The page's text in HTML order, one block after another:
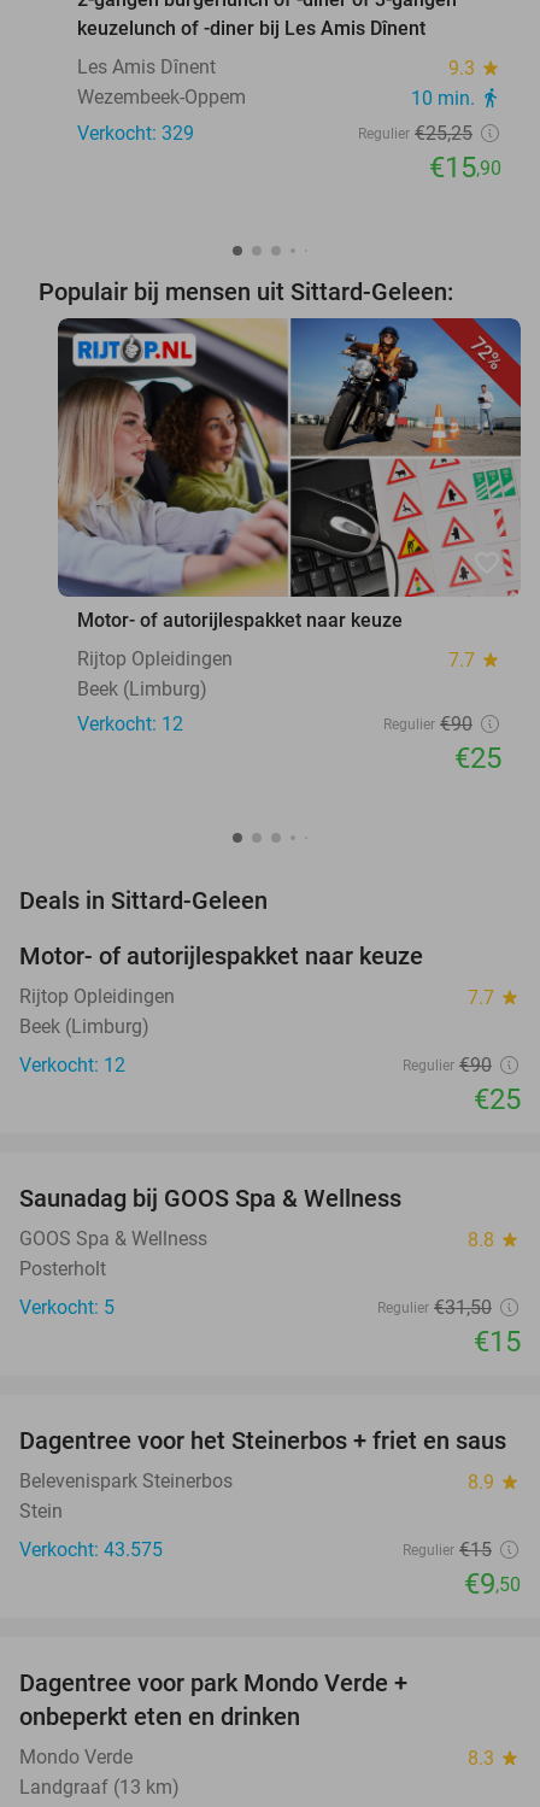
keuzelunch of -diner bij Les Amis Dînent
Les Amis Dînent
9.3 star
Wezembeek-Oppem 10 min. directions_walk
Verkocht: 329 Regulier €25,25
€15,90
Populair bij mensen uit Sittard-Geleen:
72%
favorite_border
Motor- of autorijlespakket naar keuze
Rijtop Opleidingen
7.7 star
Beek (Limburg)
Verkocht: 12
Regulier €90
€25
Deals in Sittard-Geleen
Motor- of autorijlespakket naar keuze
Rijtop Opleidingen 7.7 star
Beek (Limburg)
Verkocht: 12
Regulier €90
€25
TODAY
Saunadag bij GOOS Spa & Wellness
GOOS Spa & Wellness 8.8 star
Posterholt
Verkocht: 5
Regulier €31,50
€15
37%
Dagentree voor het Steinerbos + friet en saus
Belevenispark Steinerbos 8.9 star
Stein
Verkocht: 43.575
Regulier €15
€9,50
Dagentree voor park Mondo Verde +
onbeperkt eten en drinken
Mondo Verde 8.3 star
Landgraaf (13 km)